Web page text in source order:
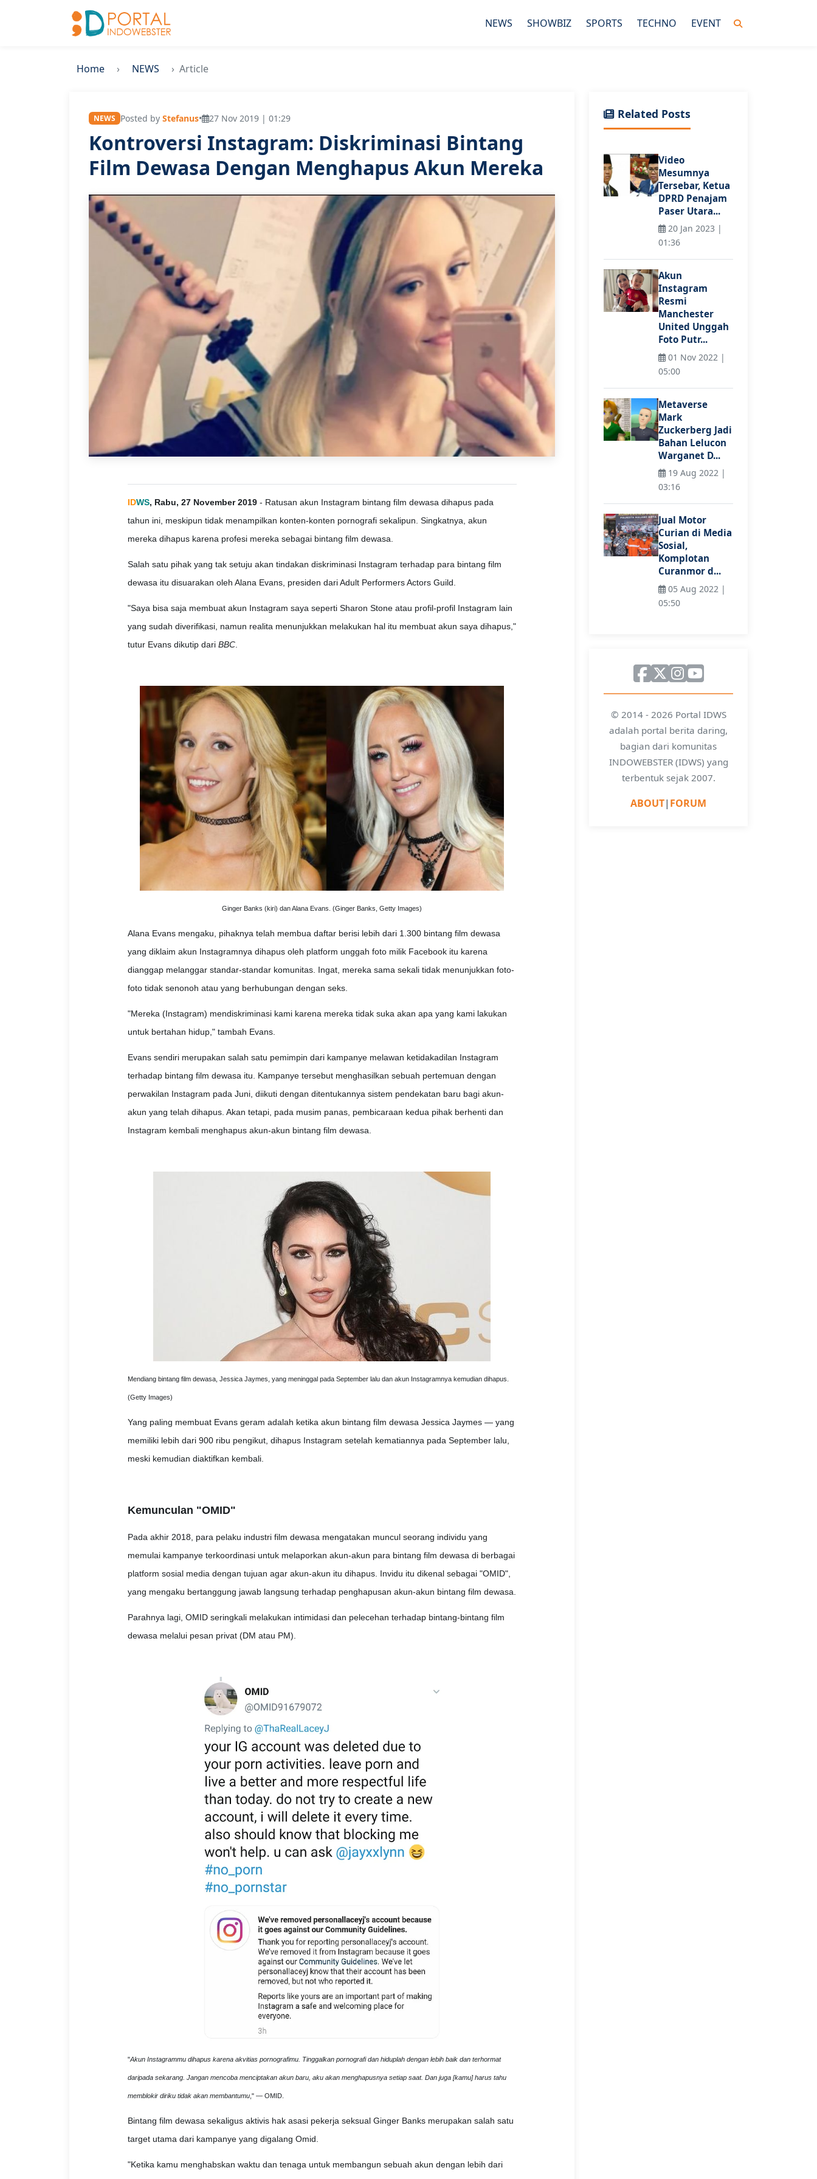
NEWS SHOWBIZ SPORTS TECHNO EVENT
Home NEWS Article
NEWS Posted by Stefanus• 27 Nov 2019 | 01:29
Kontroversi Instagram: Diskriminasi Bintang
Film Dewasa Dengan Menghapus Akun Mereka
IDWS, Rabu, 27 November 2019- Ratusan akun Instagram bintang film dewasa dihapus pada
tahun ini, meskipun tidak menampilkan konten-konten pornografi sekalipun. Singkatnya, akun
mereka dihapus karena profesi mereka sebagai bintang film dewasa.
Salah satu pihak yang tak setuju akan tindakan diskriminasi Instagram terhadap para bintang film
dewasa itu disuarakan oleh Alana Evans, presiden dari Adult Performers Actors Guild.
"Saya bisa saja membuat akun Instagram saya seperti Sharon Stone atau profil-profil Instagram lain
yang sudah diverifikasi, namun realita menunjukkan melakukan hal itu membuat akun saya dihapus,"
tutur Evans dikutip dari BBC.
Ginger Banks (kiri) dan Alana Evans. (Ginger Banks, Getty Images)
Alana Evans mengaku, pihaknya telah membua daftar berisi lebih dari 1.300 bintang film dewasa
yang diklaim akun Instagramnya dihapus oleh platform unggah foto milik Facebook itu karena
dianggap melanggar standar-standar komunitas. Ingat, mereka sama sekali tidak menunjukkan foto-
foto tidak senonoh atau yang berhubungan dengan seks.
"Mereka (Instagram) mendiskriminasi kami karena mereka tidak suka akan apa yang kami lakukan
untuk bertahan hidup," tambah Evans.
Evans sendiri merupakan salah satu pemimpin dari kampanye melawan ketidakadilan Instagram
terhadap bintang film dewasa itu. Kampanye tersebut menghasilkan sebuah pertemuan dengan
perwakilan Instagram pada Juni, diikuti dengan ditentukannya sistem pendekatan baru bagi akun-
akun yang telah dihapus. Akan tetapi, pada musim panas, pembicaraan kedua pihak berhenti dan
Instagram kembali menghapus akun-akun bintang film dewasa.
Mendiang bintang film dewasa, Jessica Jaymes, yang meninggal pada September lalu dan akun Instagramnya kemudian dihapus.
(Getty Images)
Yang paling membuat Evans geram adalah ketika akun bintang film dewasa Jessica Jaymes — yang
memiliki lebih dari 900 ribu pengikut, dihapus Instagram setelah kematiannya pada September lalu,
meski kemudian diaktifkan kembali.
Kemunculan "OMID"
Pada akhir 2018, para pelaku industri film dewasa mengatakan muncul seorang individu yang
memulai kampanye terkoordinasi untuk melaporkan akun-akun para bintang film dewasa di berbagai
platform sosial media dengan tujuan agar akun-akun itu dihapus. Invidu itu dikenal sebagai "OMID",
yang mengaku bertanggung jawab langsung terhadap penghapusan akun-akun bintang film dewasa.
Parahnya lagi, OMID seringkali melakukan intimidasi dan pelecehan terhadap bintang-bintang film
dewasa melalui pesan privat (DM atau PM).
"Akun Instagrammu dihapus karena akvitias pornografimu. Tinggalkan pornografi dan hiduplah dengan lebih baik dan terhormat
daripada sekarang. Jangan mencoba menciptakan akun baru, aku akan menghapusnya setiap saat. Dan juga [kamu] harus tahu
memblokir diriku tidak akan membantumu," — OMID.
Bintang film dewasa sekaligus aktivis hak asasi pekerja seksual Ginger Banks merupakan salah satu
target utama dari kampanye yang digalang Omid.
"Ketika kamu menghabskan waktu dan tenaga untuk membangun sebuah akun dengan lebih dari
Related Posts
Video
Mesumnya
Tersebar, Ketua
DPRD Penajam
Paser Utara...
20 Jan 2023 |
01:36
Akun
Instagram
Resmi
Manchester
United Unggah
Foto Putr...
01 Nov 2022 |
05:00
Metaverse
Mark
Zuckerberg Jadi
Bahan Lelucon
Warganet D...
19 Aug 2022 |
03:16
Jual Motor
Curian di Media
Sosial,
Komplotan
Curanmor d...
05 Aug 2022 |
05:50
© 2014 - 2026 Portal IDWS
adalah portal berita daring,
bagian dari komunitas
INDOWEBSTER (IDWS) yang
terbentuk sejak 2007.
ABOUT|FORUM